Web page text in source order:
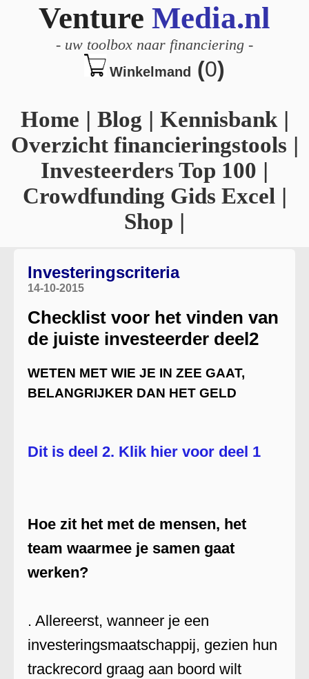
Venture Media.nl
- uw toolbox naar financiering -
Winkelmand (0)
Home | Blog | Kennisbank|
Overzicht financieringstools |
Investeerders Top 100 |
Crowdfunding Gids Excel |
Shop |
Investeringscriteria
14-10-2015
Checklist voor het vinden van
de juiste investeerder deel2
WETEN MET WIE JE IN ZEE GAAT,
BELANGRIJKER DAN HET GELD
Dit is deel 2. Klik hier voor deel 1
Hoe zit het met de mensen, het
team waarmee je samen gaat
werken?
. Allereerst, wanneer je een
investeringsmaatschappij, gezien hun
trackrecord graag aan boord wilt